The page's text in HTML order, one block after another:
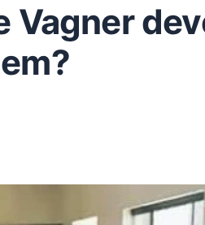
Vagner